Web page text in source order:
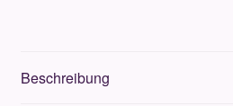
Tan
Beschreibung